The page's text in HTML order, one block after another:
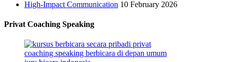
High-Impact Communication 10 February 2026
Privat Coaching Speaking